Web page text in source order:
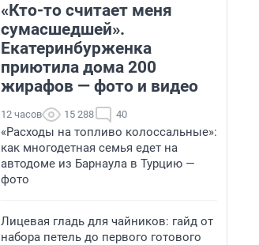
«Кто-то считает меня
сумасшедшей».
Екатеринбурженка
приютила дома 200
жирафов — фото и видео
12 часов 15 288 40
«Расходы на топливо колоссальные»:
как многодетная семья едет на
автодоме из Барнаула в Турцию —
фото
Лицевая гладь для чайников: гайд от
набора петель до первого готового